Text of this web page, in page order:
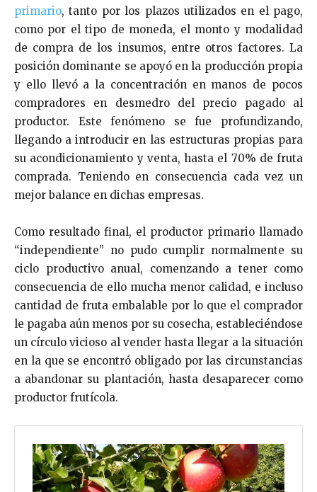
primario, tanto por los plazos utilizados en el pago,
como por el tipo de moneda, el monto y modalidad
de compra de los insumos, entre otros factores. La
posición dominante se apoyó en la producción propia
y ello llevó a la concentración en manos de pocos
compradores en desmedro del precio pagado al
productor. Este fenómeno se fue profundizando,
llegando a introducir en las estructuras propias para
su acondicionamiento y venta, hasta el 70% de fruta
comprada. Teniendo en consecuencia cada vez un
mejor balance en dichas empresas.
Como resultado final, el productor primario llamado
“independiente” no pudo cumplir normalmente su
ciclo productivo anual, comenzando a tener como
consecuencia de ello mucha menor calidad, e incluso
cantidad de fruta embalable por lo que el comprador
le pagaba aún menos por su cosecha, estableciéndose
un círculo vicioso al vender hasta llegar a la situación
en la que se encontró obligado por las circunstancias
a abandonar su plantación, hasta desaparecer como
productor frutícola.